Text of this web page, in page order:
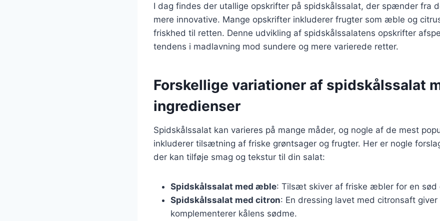
I dag findes der utallige opskrifter på spidskålssalat, der spænder fra
mere innovative. Mange opskrifter inkluderer frugter som æble og
friskhed til retten. Denne udvikling af spidskålssalatens opskrifter
tendens i madlavning mod sundere og mere varierede retter.
Forskellige variationer af spidskålssalat
ingredienser
Spidskålssalat kan varieres på mange måder, og nogle af de mest
inkluderer tilsætning af friske grøntsager og frugter. Her er nogle
der kan tilføje smag og tekstur til din salat:
Spidskålssalat med æble: Tilsæt skiver af friske æbler for en sød
Spidskålssalat med citron: En dressing lavet med citronsaft
komplementerer kålens sødme.